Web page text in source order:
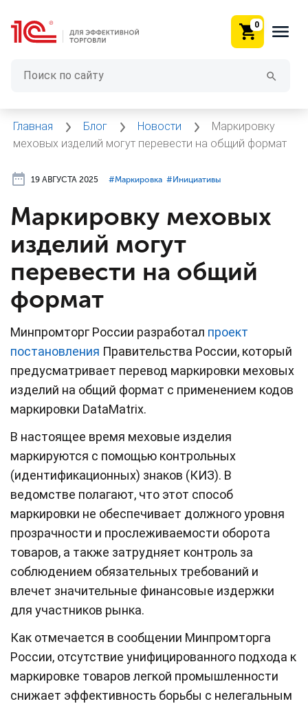
0
Главная Блог Новости
Маркировку
меховых изделий могут перевести на общий формат
19 АВГУСТА 2025 #⁣Маркировка #⁣Инициативы
Маркировку меховых
изделий могут
перевести на общий
формат
Минпромторг России разработал проект
постановления Правительства России, который
предусматривает перевод маркировки меховых
изделий на общий формат с применением кодов
маркировки DataMatrix.
В настоящее время меховые изделия
маркируются с помощью контрольных
(идентификационных) знаков (КИЗ). В
ведомстве полагают, что этот способ
маркировки не обеспечивает должного уровня
прозрачности и прослеживаемости оборота
товаров, а также затрудняет контроль за
соблюдением обязательных требований и
влечет значительные финансовые издержки
для участников рынка.
Как отмечается в сообщении Минпромторга
России, отсутствие унифицированного подхода к
маркировке товаров легкой промышленности
снижает эффективность борьбы с нелегальным